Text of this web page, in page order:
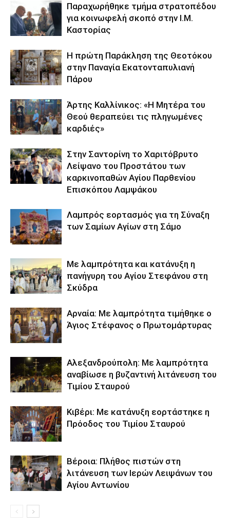
Παραχωρήθηκε τμήμα στρατοπέδου
για κοινωφελή σκοπό στην Ι.Μ.
Καστορίας
Η πρώτη Παράκληση της Θεοτόκου
στην Παναγία Εκατονταπυλιανή
Πάρου
Άρτης Καλλίνικος: «Η Μητέρα του
Θεού θεραπεύει τις πληγωμένες
καρδιές»
Στην Σαντορίνη το Χαριτόβρυτο
Λείψανο του Προστάτου των
καρκινοπαθών Αγίου Παρθενίου
Επισκόπου Λαμψάκου
Λαμπρός εορτασμός για τη Σύναξη
των Σαμίων Αγίων στη Σάμο
Με λαμπρότητα και κατάνυξη η
πανήγυρη του Αγίου Στεφάνου στη
Σκύδρα
Αρναία: Με λαμπρότητα τιμήθηκε ο
Άγιος Στέφανος ο Πρωτομάρτυρας
Αλεξανδρούπολη: Με λαμπρότητα
αναβίωσε η βυζαντινή λιτάνευση του
Τιμίου Σταυρού
Κιβέρι: Με κατάνυξη εορτάστηκε η
Πρόοδος του Τιμίου Σταυρού
Βέροια: Πλήθος πιστών στη
λιτάνευση των Ιερών Λειψάνων του
Αγίου Αντωνίου